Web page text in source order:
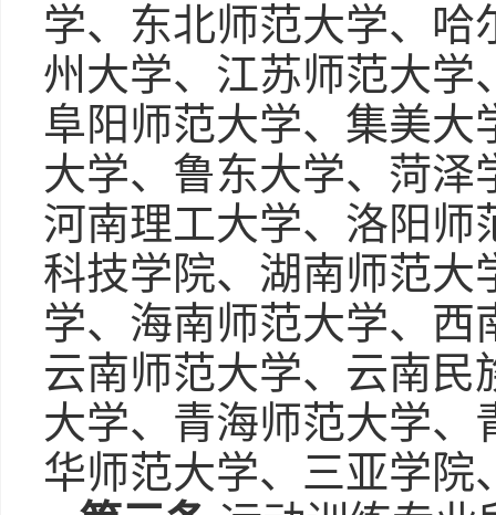
学、东北师范大学、哈
州大学、江苏师范大学
阜阳师范大学、集美大
大学、鲁东大学、菏泽
河南理工大学、洛阳师
科技学院、湖南师范大
学、海南师范大学、西
云南师范大学、云南民
大学、青海师范大学、
华师范大学、三亚学院